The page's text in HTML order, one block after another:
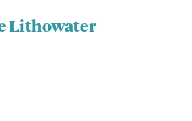
Lithowater